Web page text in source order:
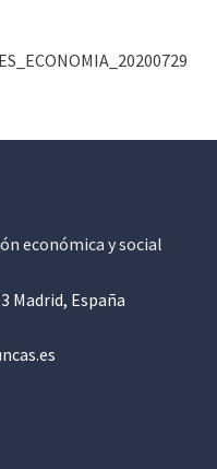
económica y social
Madrid, España